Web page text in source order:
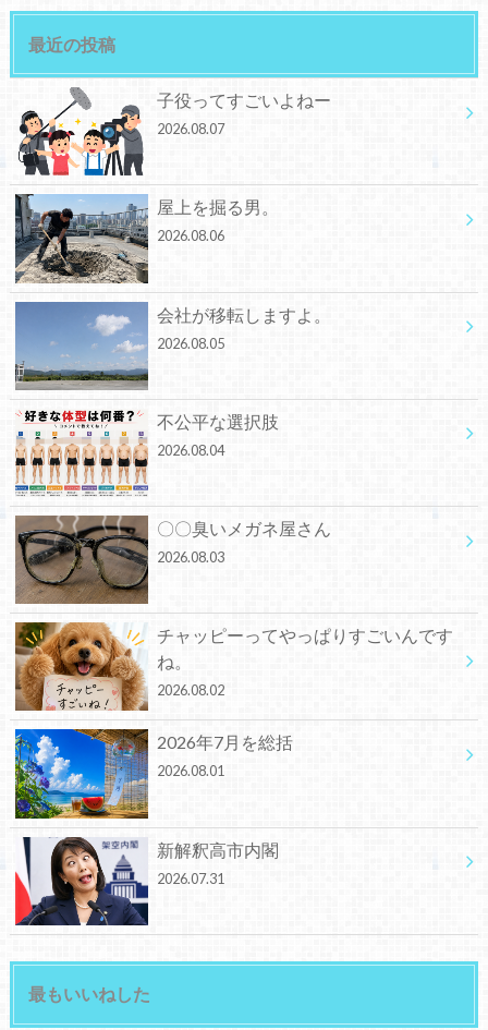
最近の投稿
子役ってすごいよねー
2026.08.07
屋上を掘る男。
2026.08.06
会社が移転しますよ。
2026.08.05
不公平な選択肢
2026.08.04
〇〇臭いメガネ屋さん
2026.08.03
チャッピーってやっぱりすごいんです
ね。
2026.08.02
2026年7月を総括
2026.08.01
新解釈高市内閣
2026.07.31
最もいいねした